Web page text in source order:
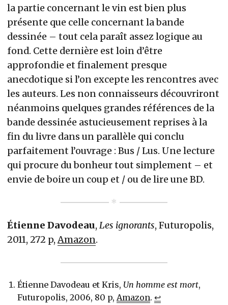
la partie concernant le vin est bien plus
présente que celle concernant la bande
dessinée – tout cela paraît assez logique au
fond. Cette dernière est loin d’être
approfondie et finalement presque
anecdotique si l’on excepte les rencontres avec
les auteurs. Les non connaisseurs découvriront
néanmoins quelques grandes références de la
bande dessinée astucieusement reprises à la
fin du livre dans un parallèle qui conclu
parfaitement l’ouvrage : Bus / Lus. Une lecture
qui procure du bonheur tout simplement – et
envie de boire un coup et / ou de lire une BD.
Étienne Davodeau,Les ignorants, Futuropolis,
2011, 272 p,Amazon.
Étienne Davodeau et Kris, Un homme est mort,
Futuropolis, 2006, 80 p, Amazon. ↩︎